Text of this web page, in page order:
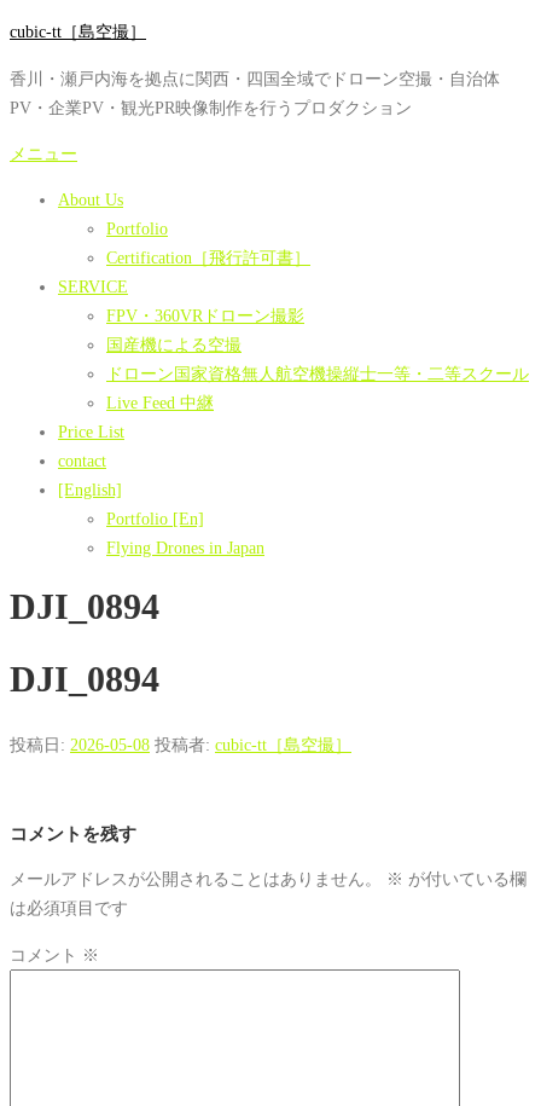
コ
テ
ン
ツ
cubic-tt［島空撮］
香川・瀬戸内海を拠点に関西・四国全域でドローン空撮・自治体
PV・企業PV・観光PR映像制作を行うプロダクション
メニュー
About Us
Portfolio
Certification［飛行許可書］
SERVICE
FPV・360VRドローン撮影
国産機による空撮
ドローン国家資格無人航空機操縦士一等・二等スクール
Live Feed 中継
Price List
contact
[English]
Portfolio [En]
Flying Drones in Japan
DJI_0894
DJI_0894
投稿日: 2026-05-08 投稿者: cubic-tt［島空撮］
コメントを残す
メールアドレスが公開されることはありません。 ※ が付いている欄
は必須項目です
コメント ※